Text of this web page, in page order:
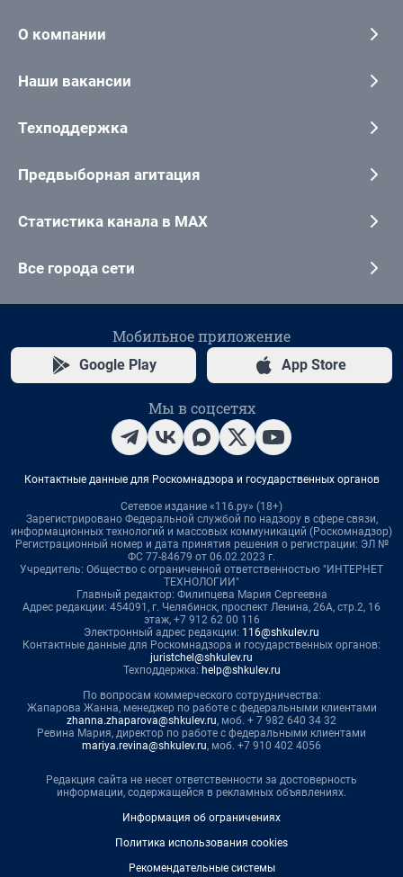
О компании
Наши вакансии
Техподдержка
Предвыборная агитация
Статистика канала в MAX
Все города сети
Мобильное приложение
Google Play App Store
Мы в соцсетях
Контактные данные для Роскомнадзора и государственных органов
Сетевое издание «116.ру» (18+)
Зарегистрировано Федеральной службой по надзору в сфере связи,
информационных технологий и массовых коммуникаций (Роскомнадзор)
Регистрационный номер и дата принятия решения о регистрации: ЭЛ №
ФС 77-84679 от 06.02.2023 г.
Учредитель: Общество с ограниченной ответственностью "ИНТЕРНЕТ
ТЕХНОЛОГИИ"
Главный редактор: Филипцева Мария Сергеевна
Адрес редакции: 454091, г. Челябинск, проспект Ленина, 26А, стр.2, 16
этаж, +7 912 62 00 116
Электронный адрес редакции: 116@shkulev.ru
Контактные данные для Роскомнадзора и государственных органов:
juristchel@shkulev.ru
Техподдержка: help@shkulev.ru
По вопросам коммерческого сотрудничества:
Жапарова Жанна, менеджер по работе с федеральными клиентами
zhanna.zhaparova@shkulev.ru, моб. + 7 982 640 34 32
Ревина Мария, директор по работе с федеральными клиентами
mariya.revina@shkulev.ru, моб. +7 910 402 4056
Редакция сайта не несет ответственности за достоверность
информации, содержащейся в рекламных объявлениях.
Информация об ограничениях
Политика использования cookies
Рекомендательные системы